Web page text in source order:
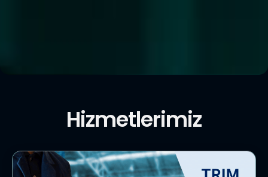
Hizmetlerimiz